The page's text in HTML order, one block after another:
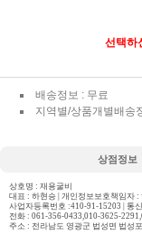
선택하
배송정보 : 무료
지역별/상품개별배송
상점정보
상호명 : 재용굴비
대표 : 하현승 | 개인정보보호책임자 :
사업자등록번호 :410-91-15203 | 통
전화 : 061-356-0433,010-3625-
주소 : 전라남도 영광군 법성면 법성